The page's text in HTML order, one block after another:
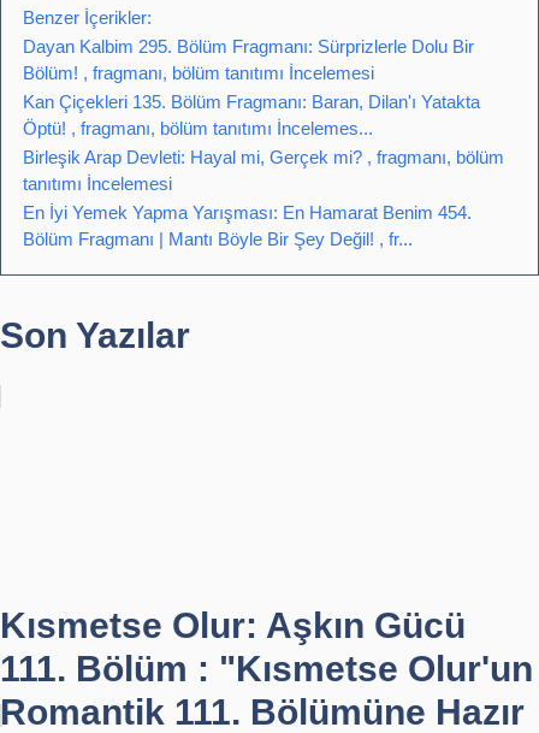
Benzer İçerikler:
Dayan Kalbim 295. Bölüm Fragmanı: Sürprizlerle Dolu Bir
Bölüm! , fragmanı, bölüm tanıtımı İncelemesi
Kan Çiçekleri 135. Bölüm Fragmanı: Baran, Dilan'ı Yatakta
Öptü! , fragmanı, bölüm tanıtımı İncelemes...
Birleşik Arap Devleti: Hayal mi, Gerçek mi? , fragmanı, bölüm
tanıtımı İncelemesi
En İyi Yemek Yapma Yarışması: En Hamarat Benim 454.
Bölüm Fragmanı | Mantı Böyle Bir Şey Değil! , fr...
Son Yazılar
Kısmetse Olur: Aşkın Gücü
111. Bölüm : "Kısmetse Olur'un
Romantik 111. Bölümüne Hazır